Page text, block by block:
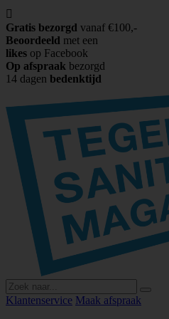

Gratis bezorgd vanaf €100,-
Beoordeeld met een
likes op Facebook
Op afspraak bezorgd
14 dagen bedenktijd
Klantenservice Maak afspraak